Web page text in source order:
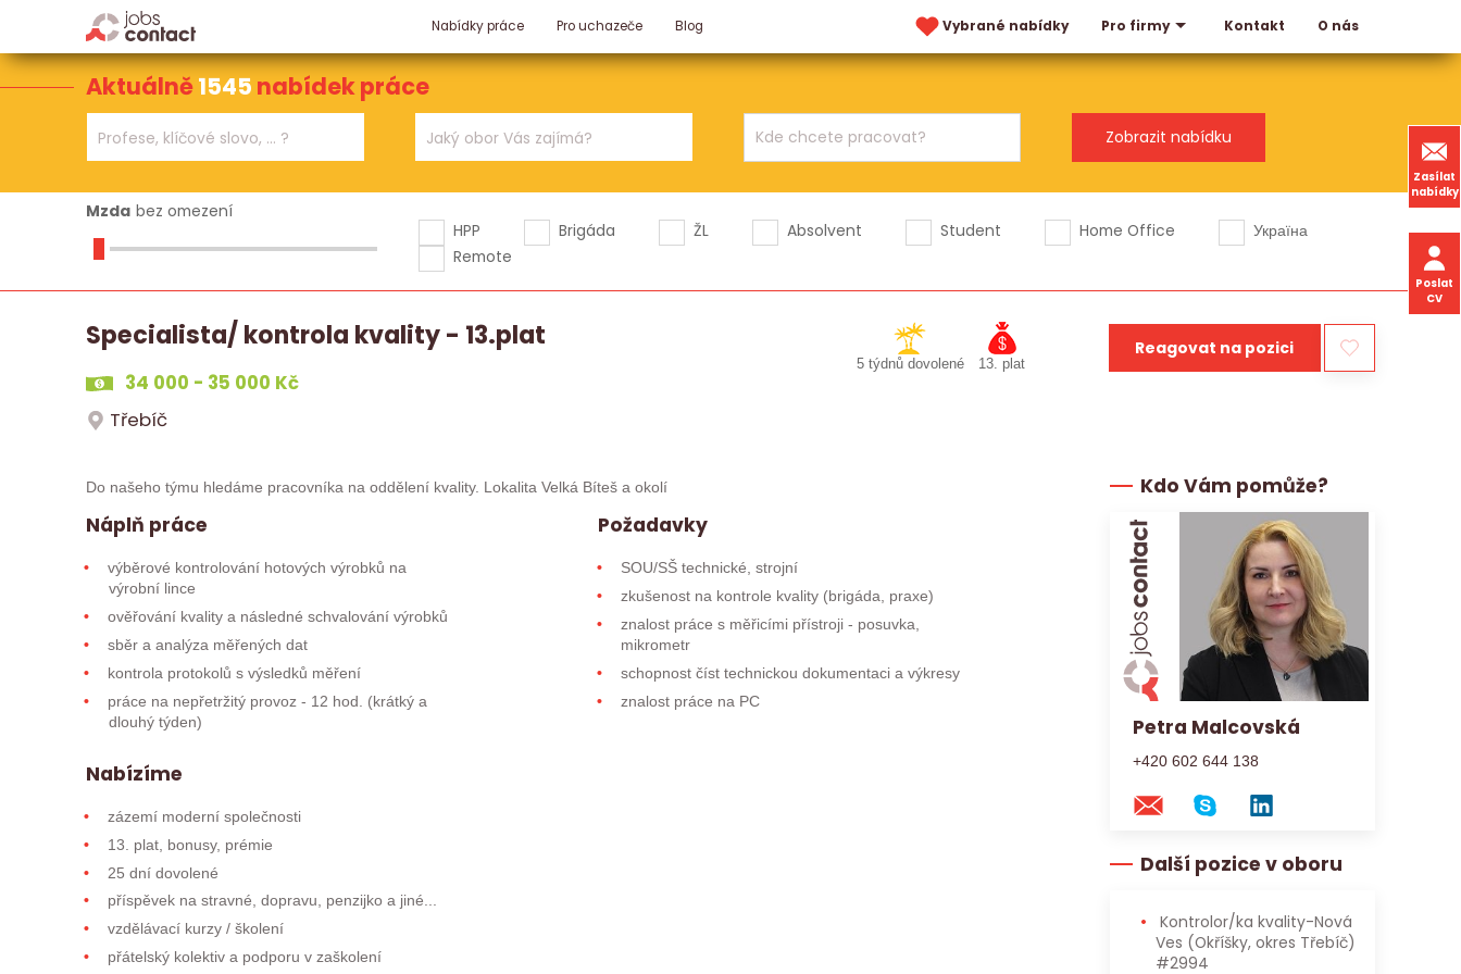
Nabídky práce Pro uchazeče Blog Vybrané nabídky Pro firmy Kontakt O nás
Zasílat
nabídky
Poslat
CV
Aktuálně1545 nabídek práce
Mzda bez omezení
HPP
Brigáda ŽL Absolvent Student Home Office
Україна
Remote
Specialista/ kontrola kvality - 13.plat
34 000 - 35 000 Kč
Třebíč
5 týdnů dovolené 13. plat
Reagovat na pozici
Do našeho týmu hledáme pracovníka na oddělení kvality. Lokalita Velká Bíteš a okolí
Náplň práce
výběrové kontrolování hotových výrobků na
výrobní lince
ověřování kvality a následné schvalování výrobků
sběr a analýza měřených dat
kontrola protokolů s výsledků měření
práce na nepřetržitý provoz - 12 hod. (krátký a
dlouhý týden)
Požadavky
SOU/SŠ technické, strojní
zkušenost na kontrole kvality (brigáda, praxe)
znalost práce s měřicími přístroji - posuvka,
mikrometr
schopnost číst technickou dokumentaci a výkresy
znalost práce na PC
Nabízíme
zázemí moderní společnosti
13. plat, bonusy, prémie
25 dní dovolené
příspěvek na stravné, dopravu, penzijko a jiné...
vzdělávací kurzy / školení
přátelský kolektiv a podporu v zaškolení
Kdo Vám pomůže?
Petra Malcovská
+420 602 644 138
Další pozice v oboru
Ves (Okříšky, okres Třebíč)
#2994